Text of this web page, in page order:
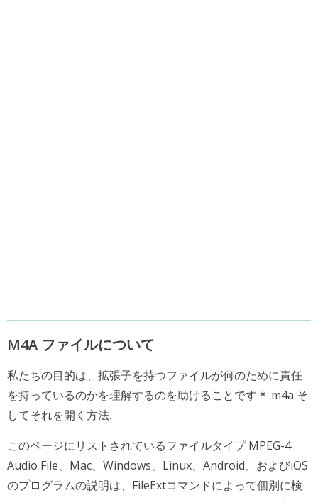
M4A ファイルについて
私たちの目的は、拡張子を持つファイルが何のために責任
を持っているのかを理解するのを助けることです * .m4a そ
してそれを開く方法.
このページにリストされているファイルタイプ MPEG-4
Audio File、Mac、Windows、Linux、Android、およびiOS
のプログラムの説明は、FileExtコマンドによって個別に検